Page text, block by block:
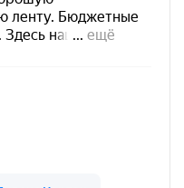
от -10 °C до
и очках.
пути.